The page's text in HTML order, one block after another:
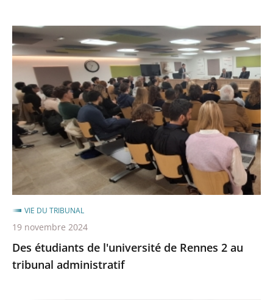
Des
étudiants
l'université
de
Rennes
au
tribunal
administratif
Des étudiants de l'université de Rennes 2 au
tribunal administratif
VIE DU TRIBUNAL
19 novembre 2024